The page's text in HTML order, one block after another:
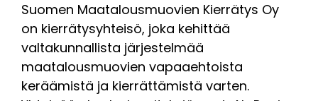
Suomen Maatalousmuovien Kierrätys Oy
on kierrätysyhteisö, joka kehittää
valtakunnallista järjestelmää
maatalousmuovien vapaaehtoista
keräämistä ja kierrättämistä varten.